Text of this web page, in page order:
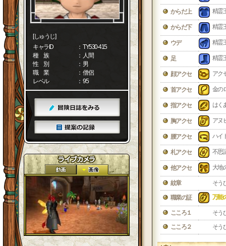
[しゅうじ]
キャラID
： TY530-415
種 族
： 人間
性 別
： 男
職 業
： 僧侶
レベル
： 95
からだ上 精霊
からだ下 精霊
ウデ 精霊
足 精霊
顔アクセ アク
首アクセ 金の
指アクセ はく
胸アクセ アヌ
腰アクセ ハイ
札アクセ 不思
他アクセ 大地
紋章 そう
職業の証 万能
こころ１
そう
こころ２
そう